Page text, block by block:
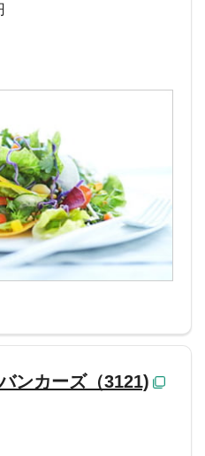
ンカーズ（3121)